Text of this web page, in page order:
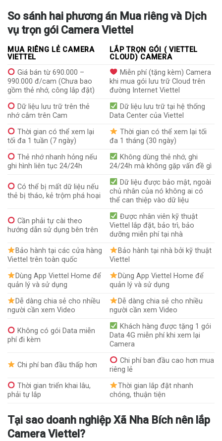
So sánh hai phương án Mua riêng và Dịch
vụ trọn gói Camera Viettel
MUA RIÊNG LẺ CAMERA
VIETTEL
LẮP TRỌN GÓI ( VIETTEL
CLOUD) CAMERA
Giá bán từ 690.000 –
990.000 đ/cam (Chưa bao
gồm thẻ nhớ, công lắp đặt)
Miễn phí (tặng kèm) Camera
khi mua gói lưu trữ Cloud trên
đường Internet Viettel
Dữ liệu lưu trữ trên thẻ
nhớ cắm trên Cam
Dữ liệu lưu trữ tại hệ thống
Data Center của Viettel
Thời gian có thể xem lại
tối đa 1 tuần (7 ngày)
Thời gian có thể xem lại tối
đa 1 tháng (30 ngày)
Thẻ nhớ nhanh hỏng nếu
ghi hình liên tục 24/24h
Không dùng thẻ nhớ, ghi
24/24h mà không gặp vấn đề gì
Có thể bị mất dữ liệu nếu
thẻ bị tháo, kẻ trộm phá hoại
Dữ liệu được bảo mật, ngoài
chủ nhân của nó không ai có
thể can thiệp vào dữ liệu
Cần phải tự cài theo
hướng dẫn sử dụng bên trên
Được nhân viên kỹ thuật
Viettel lắp đặt, bảo trì, bảo
dưỡng miễn phí tại nhà
Bảo hành tại các cửa hàng
Viettel trên toàn quốc
Bảo hành tại nhà bởi kỹ thuật
Viettel
Dùng App Viettel Home để
quản lý và sử dụng
Dùng App Viettel Home để
quản lý và sử dụng
Dễ dàng chia sẻ cho nhiều
người cần xem Video
Dễ dàng chia sẻ cho nhiều
người cần xem Video
Không có gói Data miễn
phí đi kèm
Khách hàng được tặng 1 gói
Data 4G miễn phí khi xem lại
Camera
Chi phí ban đầu thấp hơn
Chi phí ban đầu cao hơn mua
riêng lẻ
Thời gian triển khai lâu,
phải tự lắp
Thời gian lắp đặt nhanh
chóng, thuận tiện
Tại sao doanh nghiệp Xã Nha Bích nên lắp
Camera Viettel?